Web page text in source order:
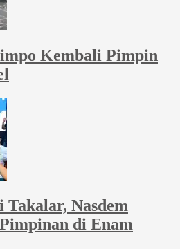
Kembali Pimpin
Takalar, Nasdem
di Enam